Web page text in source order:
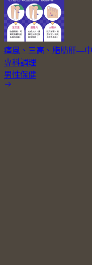
痛風、三高、脂肪肝—中
專科調理
男性保健